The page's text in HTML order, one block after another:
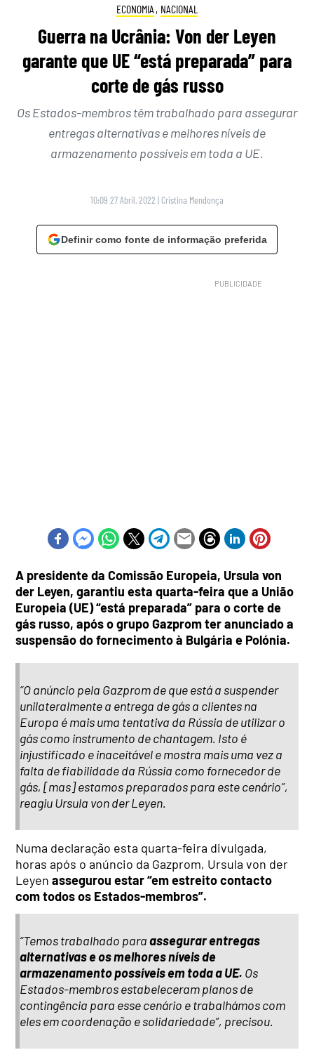
ECONOMIA , NACIONAL
Guerra na Ucrânia: Von der Leyen
garante que UE “está preparada” para
corte de gás russo
Os Estados-membros têm trabalhado para assegurar
entregas alternativas e melhores níveis de
armazenamento possíveis em toda a UE.
10:09 27 Abril, 2022 | Cristina Mendonça
Definir como fonte de informação preferida
A presidente da Comissão Europeia, Ursula von
der Leyen, garantiu esta quarta-feira que a União
Europeia (UE) “está preparada” para o corte de
gás russo, após o grupo Gazprom ter anunciado a
suspensão do fornecimento à Bulgária e Polónia.
“O anúncio pela Gazprom de que está a suspender
unilateralmente a entrega de gás a clientes na
Europa é mais uma tentativa da Rússia de utilizar o
gás como instrumento de chantagem. Isto é
injustificado e inaceitável e mostra mais uma vez a
falta de fiabilidade da Rússia como fornecedor de
gás, [mas] estamos preparados para este cenário”,
reagiu Ursula von der Leyen.
Numa declaração esta quarta-feira divulgada,
horas após o anúncio da Gazprom, Ursula von der
Leyenassegurou estar “em estreito contacto
com todos os Estados-membros”.
“Temos trabalhado paraassegurar entregas
alternativas e os melhores níveis de
armazenamento possíveis em toda a UE. Os
Estados-membros estabeleceram planos de
contingência para esse cenário e trabalhámos com
eles em coordenação e solidariedade”, precisou.